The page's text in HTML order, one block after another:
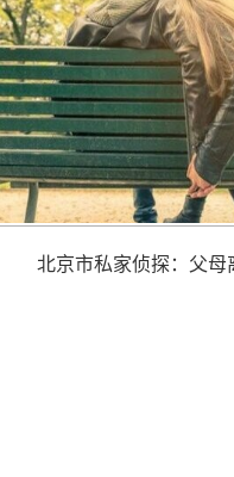
北京市私家侦探： 父